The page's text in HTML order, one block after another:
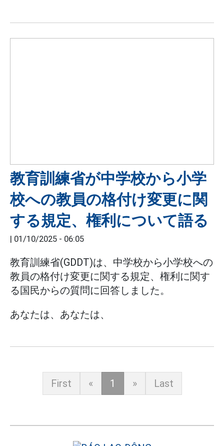
教育訓練省が中学校から小学
校への教員の格付け変更に関
する規定、権利について語る
| 01/10/2025 - 06:05
教育訓練省(GDDT)は、中学校から小学校への
教員の格付け変更に関する規定、権利に関す
る国民からの質問に回答しました。
あなたは、あなたは、
First « 1 » Last